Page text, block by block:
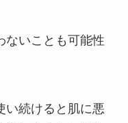
ないことも可能性
い続けると肌に悪